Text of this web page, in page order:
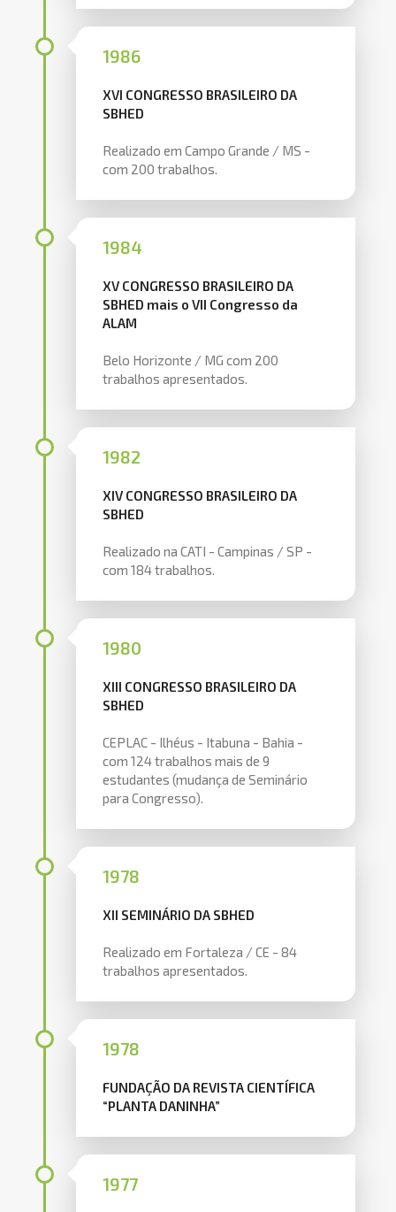
1986
XVI CONGRESSO BRASILEIRO DA
SBHED
Realizado em Campo Grande / MS -
com 200 trabalhos.
1984
XV CONGRESSO BRASILEIRO DA
SBHED mais o VII Congresso da
ALAM
Belo Horizonte / MG com 200
trabalhos apresentados.
1982
XIV CONGRESSO BRASILEIRO DA
SBHED
Realizado na CATI - Campinas / SP -
com 184 trabalhos.
1980
XIII CONGRESSO BRASILEIRO DA
SBHED
CEPLAC - Ilhéus - Itabuna - Bahia -
com 124 trabalhos mais de 9
estudantes (mudança de Seminário
para Congresso).
1978
XII SEMINÁRIO DA SBHED
Realizado em Fortaleza / CE - 84
trabalhos apresentados.
1978
FUNDAÇÃO DA REVISTA CIENTÍFICA
“PLANTA DANINHA”
1977